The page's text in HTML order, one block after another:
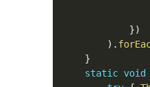
})
) .
}
static void